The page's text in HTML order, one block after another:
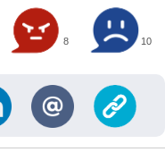
8 10